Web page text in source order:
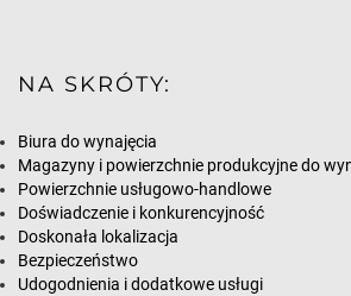
NA SKRÓTY:
Biura do wynajęcia
Magazyny i powierzchnie produkcyjne do
Powierzchnie usługowo-handlowe
Doświadczenie i konkurencyjność
Doskonała lokalizacja
Bezpieczeństwo
Udogodnienia i dodatkowe usługi